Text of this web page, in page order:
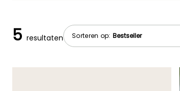
Sorteren op:
5 resultaten